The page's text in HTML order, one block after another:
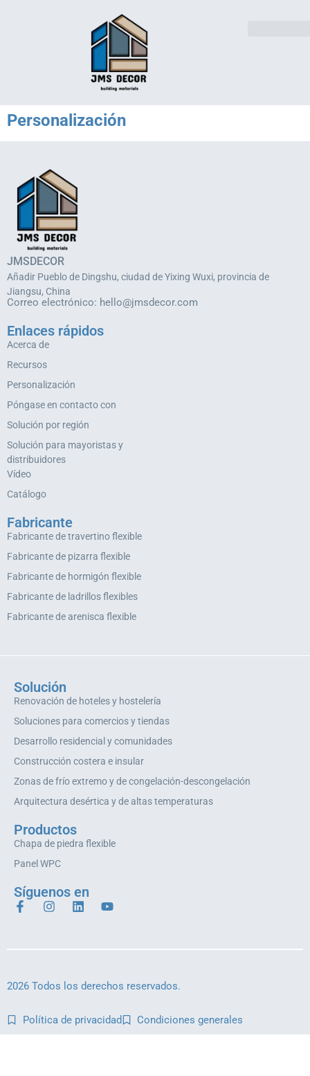
Personalización
JMSDECOR
Añadir Pueblo de Dingshu, ciudad de Yixing Wuxi, provincia de
Jiangsu, China
Correo electrónico: hello@jmsdecor.com
Enlaces rápidos
Acerca de
Recursos
Personalización
Póngase en contacto con
Solución por región
Solución para mayoristas y
distribuidores
Vídeo
Catálogo
Fabricante
Fabricante de travertino flexible
Fabricante de pizarra flexible
Fabricante de hormigón flexible
Fabricante de ladrillos flexibles
Fabricante de arenisca flexible
Solución
Renovación de hoteles y hostelería
Soluciones para comercios y tiendas
Desarrollo residencial y comunidades
Construcción costera e insular
Zonas de frío extremo y de congelación-descongelación
Arquitectura desértica y de altas temperaturas
Productos
Chapa de piedra flexible
Panel WPC
Síguenos en
2026 Todos los derechos reservados.
Política de privacidad Condiciones generales